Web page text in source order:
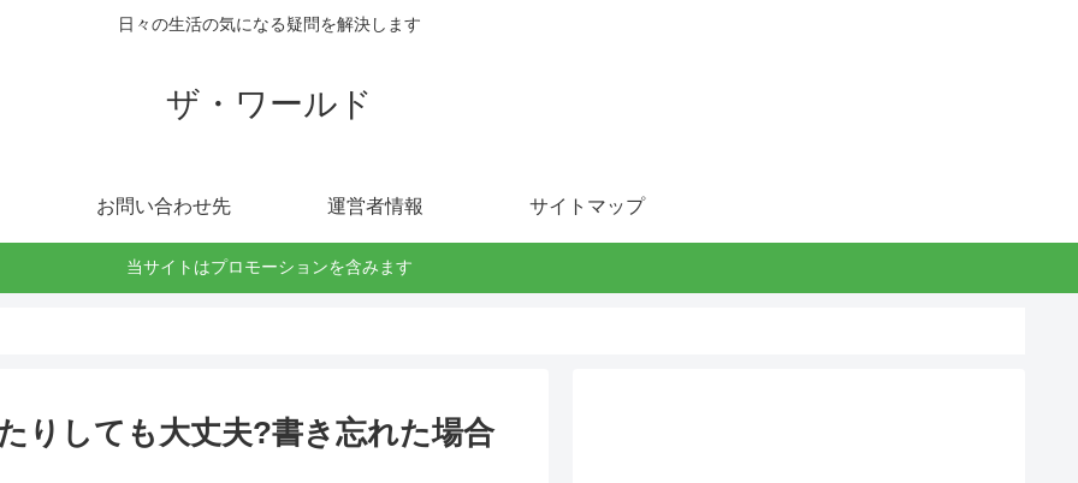
日々の生活の気になる疑問を解決します
ザ・ワールド
お問い合わせ先 運営者情報 サイトマップ
当サイトはプロモーションを含みます
りしても大丈夫?書き忘れた場合